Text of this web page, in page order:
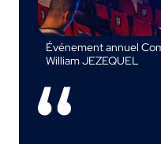
Événement annuel
William JEZEQUEL